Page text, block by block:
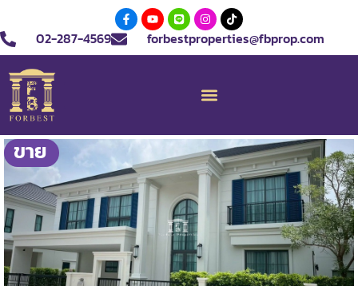
02-287-4569 forbestproperties@fbprop.com
ขาย